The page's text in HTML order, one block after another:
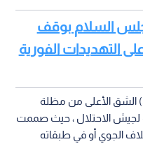
السلام بوقف
التهديدات الفورية
وتمثل منظومة "آرو" (بنسختيها 2 و 3) الشق الأعلى من مظلة
لجيش الاحتلال ، حيث صممت
الجوي أو في طبقاته